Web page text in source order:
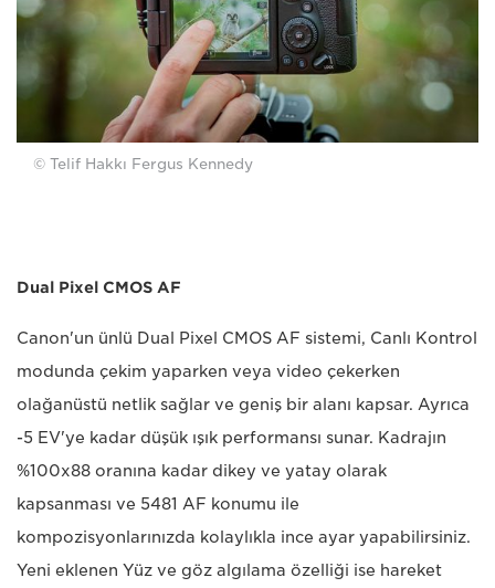
© Telif Hakkı Fergus Kennedy
Dual Pixel CMOS AF
Canon'un ünlü Dual Pixel CMOS AF sistemi, Canlı Kontrol
modunda çekim yaparken veya video çekerken
olağanüstü netlik sağlar ve geniş bir alanı kapsar. Ayrıca
-5 EV'ye kadar düşük ışık performansı sunar. Kadrajın
%100x88 oranına kadar dikey ve yatay olarak
kapsanması ve 5481 AF konumu ile
kompozisyonlarınızda kolaylıkla ince ayar yapabilirsiniz.
Yeni eklenen Yüz ve göz algılama özelliği ise hareket